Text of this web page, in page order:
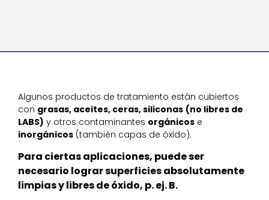
Algunos productos de tratamiento están cubiertos
con grasas, aceites, ceras, siliconas (no libres de
LABS) y otros contaminantes orgánicos e
inorgánicos (también capas de óxido).
Para ciertas aplicaciones, puede ser
necesario lograr superficies absolutamente
limpias y libres de óxido, p. ej. B.